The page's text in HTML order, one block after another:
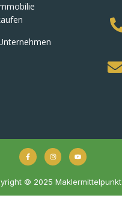
© 2025 Maklermittelpunkt